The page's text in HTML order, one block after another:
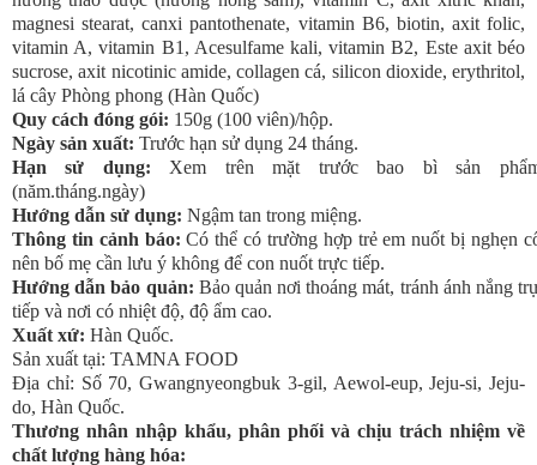
magnesi stearat, canxi pantothenate, vitamin B6, biotin, axit folic,
vitamin A, vitamin B1, Acesulfame kali, vitamin B2, Este axit béo
sucrose, axit nicotinic amide, collagen cá, silicon dioxide, erythritol,
lá cây Phòng phong (Hàn Quốc)
Quy cách đóng gói: 150g (100 viên)/hộp.
Ngày sản xuất: Trước hạn sử dụng 24 tháng.
Hạn sử dụng: Xem trên mặt trước bao bì sản
(năm.tháng.ngày)
Hướng dẫn sử dụng: Ngậm tan trong miệng.
Thông tin cảnh báo: Có thể có trường hợp trẻ em nuốt bị nghẹn
nên bố mẹ cần lưu ý không để con nuốt trực tiếp.
Hướng dẫn bảo quản: Bảo quản nơi thoáng mát, tránh ánh nắng
tiếp và nơi có nhiệt độ, độ ẩm cao.
Xuất xứ: Hàn Quốc.
Sản xuất tại: TAMNA FOOD
Địa chỉ: Số 70, Gwangnyeongbuk 3-gil, Aewol-eup, Jeju-si, Jeju-
do, Hàn Quốc.
Thương nhân nhập khẩu, phân phối và chịu trách nhiệm về
chất lượng hàng hóa: